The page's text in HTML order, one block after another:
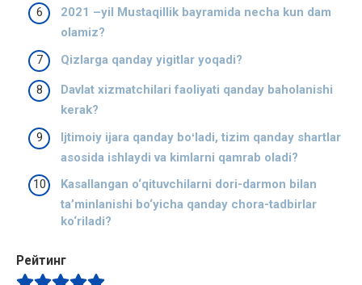
2021 –yil Mustaqillik bayramida necha kun dam
olamiz?
Qizlarga qanday yigitlar yoqadi?
Davlat xizmatchilari faoliyati qanday baholanishi
kerak?
Ijtimoiy ijara qanday boʻladi, tizim qanday shartlar
asosida ishlaydi va kimlarni qamrab oladi?
Kasallangan o‘qituvchilarni dori-darmon bilan
ta’minlanishi bo‘yicha qanday chora-tadbirlar
ko‘riladi?
Рейтинг